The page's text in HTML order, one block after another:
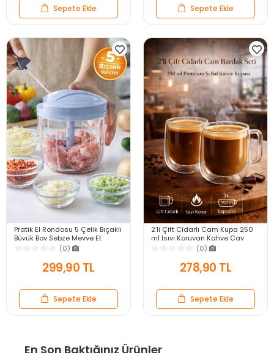
Sepete Ekle Sepete Ekle
Pratik El Rondosu 5 Çelik Bıçaklı
Büyük Boy Sebze Meyve Et
Soğan Doğrayıcı Blender Rende
(0)
299,90 TL
Sepete Ekle
2’li Çift Cidarlı Cam Kupa 250
ml Isıyı Koruyan Kahve Çay
Fincanı Kulplu Espresso Cam
(0)
278,90 TL
Sepete Ekle
En Son Baktığınız Ürünler